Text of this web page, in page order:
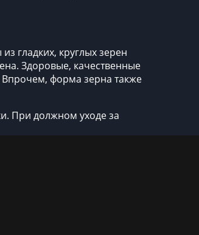
гладких, круглых зерен
Здоровые, качественные
Впрочем, форма зерна также
При должном уходе за